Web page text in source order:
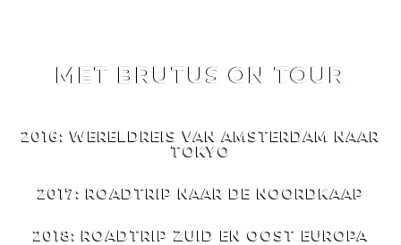
MET BRUTUS ON TOUR
2016: WERELDREIS VAN AMSTERDAM NAAR
TOKYO
2017: ROADTRIP NAAR DE NOORDKAAP
2018: ROADTRIP ZUID EN OOST EUROPA